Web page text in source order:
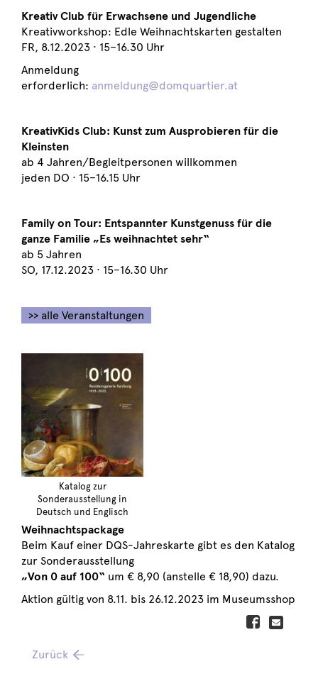
Kreativ Club für Erwachsene und Jugendliche
Kreativworkshop: Edle Weihnachtskarten gestalten
FR, 8.12.2023 · 15–16.30 Uhr
Anmeldung
erforderlich: anmeldung@domquartier.at
KreativKids Club: Kunst zum Ausprobieren für die
Kleinsten
ab 4 Jahren/Begleitpersonen willkommen
jeden DO · 15–16.15 Uhr
Family on Tour: Entspannter Kunstgenuss für die
ganze Familie „Es weihnachtet sehr“
ab 5 Jahren
SO, 17.12.2023 · 15–16.30 Uhr
>> alle Veranstaltungen
Katalog zur
Sonderausstellung in
Deutsch und Englisch
Weihnachtspackage
Beim Kauf einer DQS-Jahreskarte gibt es den Katalog
zur Sonderausstellung
„Von 0 auf 100“ um € 8,90 (anstelle € 18,90) dazu.
Aktion gültig von 8.11. bis 26.12.2023 im Museumsshop
Zurück